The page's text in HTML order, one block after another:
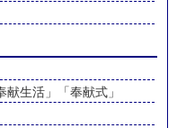
生活」「奉献式」